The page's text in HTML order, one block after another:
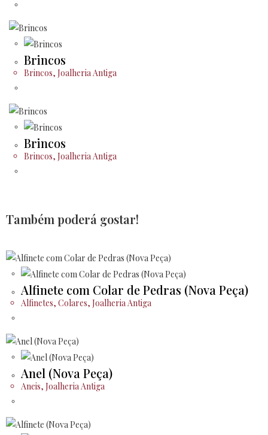
Brincos
Brincos, Joalheria Antiga
Brincos
Brincos, Joalheria Antiga
Também poderá gostar!
Alfinete com Colar de Pedras (Nova Peça)
Alfinetes, Colares, Joalheria Antiga
Anel (Nova Peça)
Aneis, Joalheria Antiga